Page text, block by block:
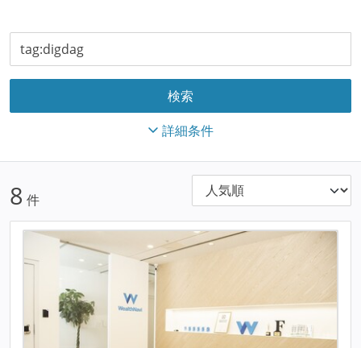
詳細条件
8 件